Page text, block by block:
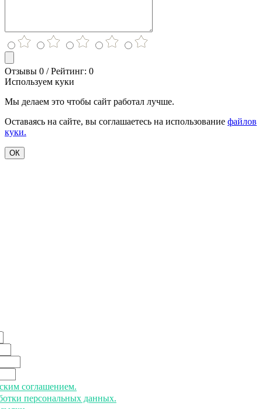
Отзывы 0 / Рейтинг: 0
Используем куки
Мы делаем это чтобы сайт работал лучше.
Оставаясь на сайте, вы соглашаетесь на использование файлов
куки.
ОК
соглашением.
персональных данных.